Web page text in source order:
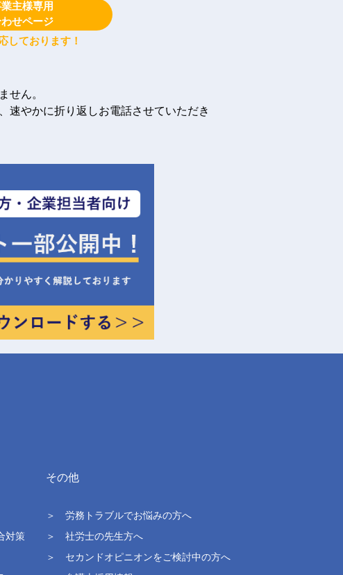
主様専用
せページ
しております！
せん。
速やかに折り返しお電話させていただき
対策
その他
＞ 労務トラブルでお悩みの方へ
＞ 社労士の先生方へ
＞ セカンドオピニオンをご検討中の方へ